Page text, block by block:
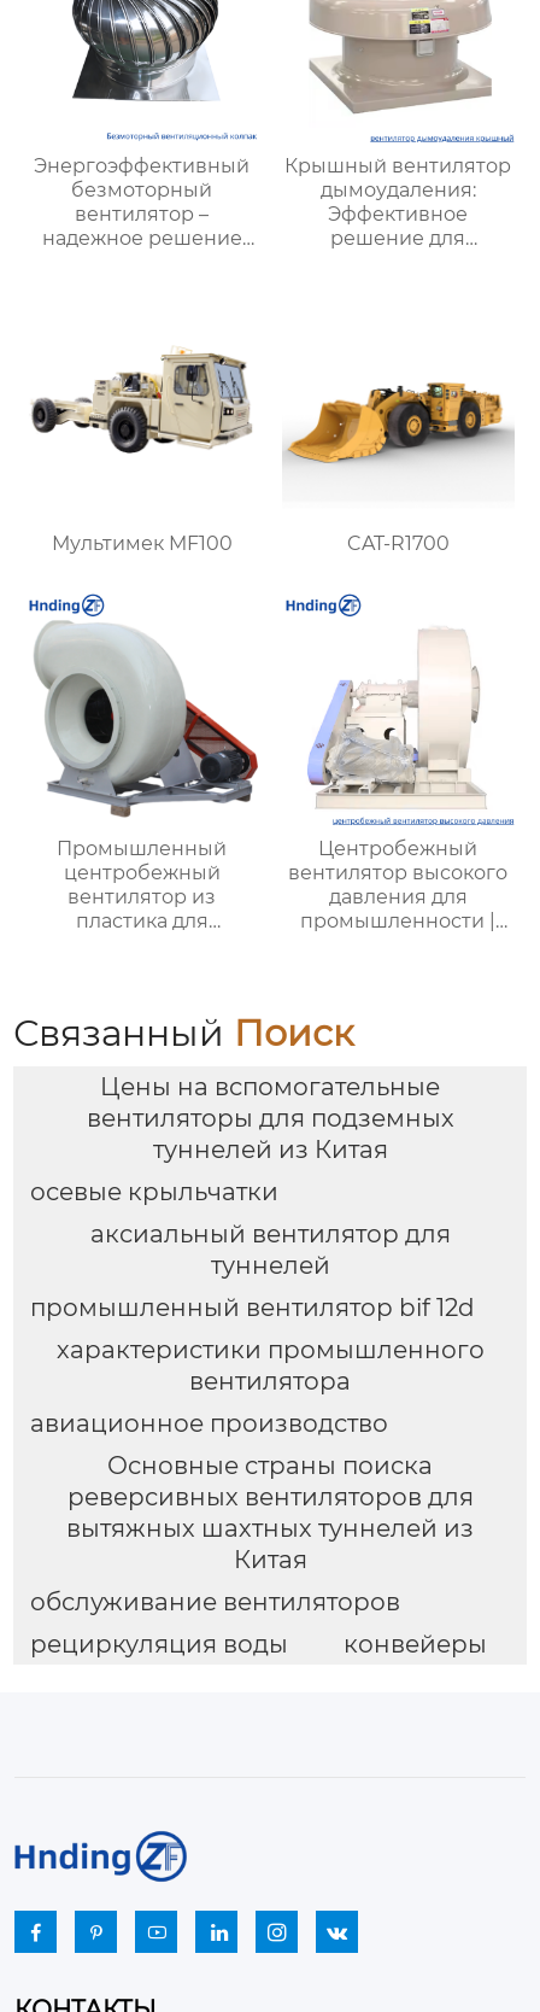
Энергоэффективный
безмоторный
вентилятор –
надежное решение
Крышный вентилятор
дымоудаления:
Эффективное
решение для
Мультимек MF100 CAT-R1700
Промышленный
центробежный
вентилятор из
пластика для
Центробежный
вентилятор высокого
давления для
промышленности |
Купить вентиляцию
химической и
горнодобывающей
промышленности
Связанный Поиск
Цены на вспомогательные
вентиляторы для подземных
туннелей из Китая
осевые крыльчатки
аксиальный вентилятор для
туннелей
промышленный вентилятор bif 12d
характеристики промышленного
вентилятора
авиационное производство
Основные страны поиска
реверсивных вентиляторов для
вытяжных шахтных туннелей из
Китая
обслуживание вентиляторов
рециркуляция воды
конвейеры
     